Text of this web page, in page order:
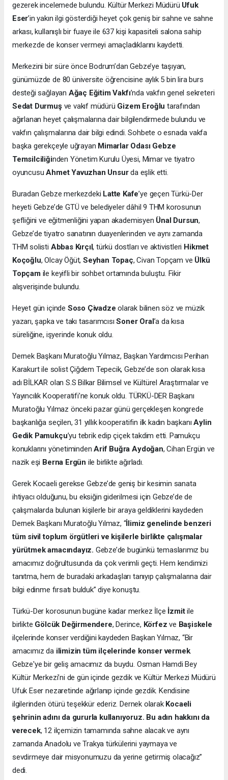
gezerek incelemede bulundu. Kültür Merkezi Müdürü Ufuk
Eser’in yakın ilgi gösterdiği heyet çok geniş bir sahne ve sahne
arkası, kullanışlı bir fuaye ile 637 kişi kapasiteli salona sahip
merkezde de konser vermeyi amaçladıklarını kaydetti.
Merkezini bir süre önce Bodrum’dan Gebze’ye taşıyan,
günümüzde de 80 üniversite öğrencisine aylık 5 bin lira burs
desteği sağlayan Ağaç Eğitim Vakfı’nda vakfın genel sekreteri
Sedat Durmuşve vakıf müdürü Gizem Eroğlu tarafından
ağırlanan heyet çalışmalarına dair bilgilendirmede bulundu ve
vakfın çalışmalarına dair bilgi edindi. Sohbete o esnada vakfa
başka gerekçeyle uğrayan Mimarlar Odası Gebze
Temsilciliğinden Yönetim Kurulu Üyesi, Mimar ve tiyatro
oyuncusuAhmet Yavuzhan Unsurda eşlik etti.
Buradan Gebze merkezdeki Latte Kafe’ye geçen Türkü-Der
heyeti Gebze’de GTÜ ve belediyeler dâhil 9 THM korosunun
şefliğini ve eğitmenliğini yapan akademisyen Ünal Dursun,
Gebze’de tiyatro sanatının duayenlerinden ve aynı zamanda
THM solisti Abbas Kırçıl, türkü dostları ve aktivistleri Hikmet
Koçoğlu, Olcay Öğüt, Seyhan Topaç, Civan Topçam ve Ülkü
Topçamile keyifli bir sohbet ortamında buluştu. Fikir
alışverişinde bulundu.
Heyet gün içinde Soso Çivadze olarak bilinen söz ve müzik
yazarı, şapka ve takı tasarımcısıSoner Oral ’a da kısa
süreliğine, işyerinde konuk oldu.
Dernek Başkanı Muratoğlu Yılmaz, Başkan Yardımcısı Perihan
Karakurt ile solist Çiğdem Tepecik, Gebze’de son olarak kısa
adı BİLKAR olan S.S Bilkar Bilimsel ve Kültürel Araştırmalar ve
Yayıncılık Kooperatifi’ne konuk oldu. TÜRKÜ-DER Başkanı
Muratoğlu Yılmaz önceki pazar günü gerçekleşen kongrede
başkanlığa seçilen, 31 yıllık kooperatifin ilk kadın başkanıAylin
Gedik Pamukçu’yu tebrik edip çiçek takdim etti. Pamukçu
konuklarını yönetimindenArif Buğra Aydoğan, Cihan Ergün ve
nazik eşi Berna Ergün ile birlikte ağırladı.
Gerek Kocaeli gerekse Gebze’de geniş bir kesimin sanata
ihtiyacı olduğunu, bu eksiğin giderilmesi için Gebze’de de
çalışmalarda bulunan kişilerle bir araya geldiklerini kaydeden
Dernek Başkanı Muratoğlu Yılmaz, “İlimiz genelinde benzeri
tüm sivil toplum örgütleri ve kişilerle birlikte çalışmalar
yürütmek amacındayız. Gebze’de bugünkü temaslarımız bu
amacımız doğrultusunda da çok verimli geçti. Hem kendimizi
tanıtma, hem de buradaki arkadaşları tanıyıp çalışmalarına dair
bilgi edinme fırsatı bulduk” diye konuştu.
Türkü-Der korosunun bugüne kadar merkez İlçe İzmitile
birlikte Gölcük Değirmendere, Derince, Körfez ve Başiskele
ilçelerinde konser verdiğini kaydeden Başkan Yılmaz, “Bir
amacımız da ilimizin tüm ilçelerinde konser vermek.
Gebze'ye bir geliş amacımız da buydu. Osman Hamdi Bey
Kültür Merkezi’ni de gün içinde gezdik ve Kültür Merkezi Müdürü
Ufuk Eser nezaretinde ağırlanıp içinde gezdik. Kendisine
ilgilerinden ötürü teşekkür ederiz. Dernek olarak Kocaeli
şehrinin adını da gururla kullanıyoruz. Bu adın hakkını da
verecek, 12 ilçemizin tamamında sahne alacak ve aynı
zamanda Anadolu ve Trakya türkülerini yaymaya ve
sevdirmeye dair misyonumuzu da yerine getirmiş olacağız”
dedi.